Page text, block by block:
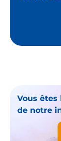
Vous êtes
de notre